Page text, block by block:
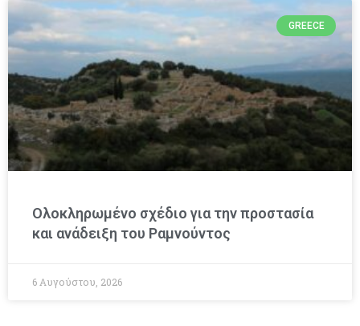
GREECE
Ολοκληρωμένο σχέδιο για την προστασία
και ανάδειξη του Ραμνούντος
6 Αυγούστου, 2026